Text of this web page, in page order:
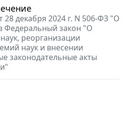
декабря 2024 г. N 506-ФЗ "О
Федеральный закон "О
реорганизации
наук и внесении
законодательные акты